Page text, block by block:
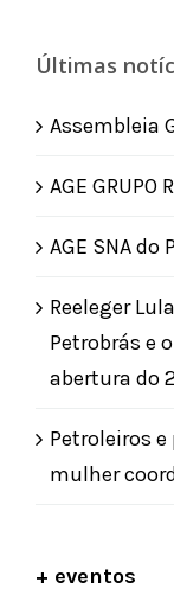
Últimas
Assembleia
AGE
AGE SNA do
Reeleger
Petrobrás e
abertura do
Petroleiros
mulher
+ eventos